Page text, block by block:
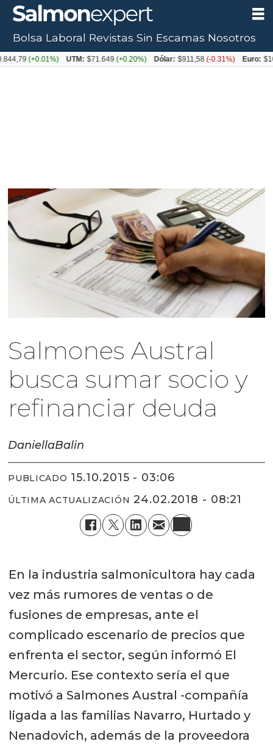
Salmones Austral
busca sumar socio y
refinanciar deuda
DaniellaBalin
PUBLICADO 15.10.2015 - 03:06
ÚLTIMA ACTUALIZACIÓN 24.02.2018 - 08:21
En la industria salmonicultora hay cada
vez más rumores de ventas o de
fusiones de empresas, ante el
complicado escenario de precios que
enfrenta el sector, según informó El
Mercurio. Ese contexto sería el que
motivó a Salmones Austral -compañía
ligada a las familias Navarro, Hurtado y
Nenadovich, además de la proveedora
Bolsa Laboral Revistas Sin Escamas Nosotros
(+0.01%) UTM: $71.649(+0.20%) Dólar: $911,58(-0.31%) Euro: $1053,08